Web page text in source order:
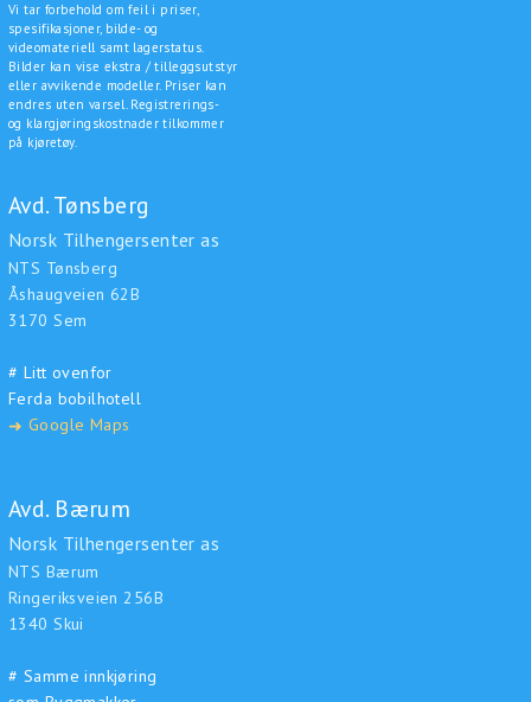
Vi tar forbehold om feil i priser,
spesifikasjoner, bilde- og
videomateriell samt lagerstatus.
Bilder kan vise ekstra / tilleggsutstyr
eller avvikende modeller. Priser kan
endres uten varsel. Registrerings-
og klargjøringskostnader tilkommer
på kjøretøy.
Avd. Tønsberg
Norsk Tilhengersenter as
NTS Tønsberg
Åshaugveien 62B
3170 Sem
# Litt ovenfor
Ferda bobilhotell
➜ Google Maps
Avd. Bærum
Norsk Tilhengersenter as
NTS Bærum
Ringeriksveien 256B
1340 Skui
# Samme innkjøring